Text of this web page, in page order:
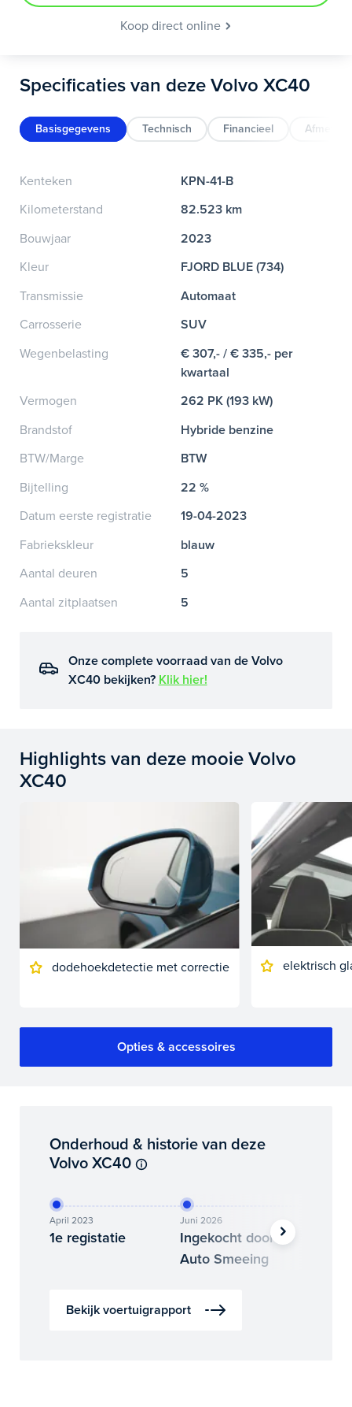
Koop direct online
Specificaties van deze Volvo XC40
Basisgegevens Technisch Financieel
Kenteken
KPN-41-B
Kilometerstand
82.523 km
Bouwjaar
2023
Kleur
FJORD BLUE (734)
Transmissie
Automaat
Carrosserie
SUV
Wegenbelasting
€ 307,- / € 335,- per
kwartaal
Vermogen
262 PK (193 kW)
Brandstof
Hybride benzine
BTW/Marge
BTW
Bijtelling
22 %
Datum eerste registratie
19-04-2023
Fabriekskleur
blauw
Aantal deuren
5
Aantal zitplaatsen
5
Onze complete voorraad van de Volvo
XC40 bekijken? Klik hier!
Highlights van deze mooie Volvo
XC40
dodehoekdetectie met correctie elektrisch
Opties & accessoires
Onderhoud & historie van deze
Volvo XC40
April 2023
1e registatie
Juni 2026
Ingekocht door
Auto Smeeing
Bekijk voertuigrapport